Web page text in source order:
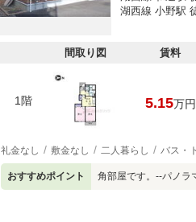
湖西線 小野駅
間取り図 賃料
1階 5.15万円
礼金なし 敷金なし 二人暮らし バス・
おすすめポイント 角部屋です。--パノラ